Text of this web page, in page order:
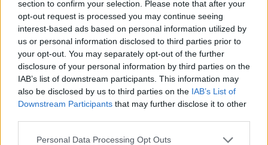
section to confirm your selection. Please note that after your
opt-out request is processed you may continue seeing
interest-based ads based on personal information utilized by
us or personal information disclosed to third parties prior to
your opt-out. You may separately opt-out of the further
disclosure of your personal information by third parties on the
IAB’s list of downstream participants. This information may
also be disclosed by us to third parties on the IAB’s List of
Downstream Participants that may further disclose it to other
Please note that this website/app uses one or more Google
Personal Data Processing Opt Outs
kilométereken át tekerjen egy bicikliúton. Más a
helyzet viszont akkor, ha útközben bölényeket lehet
látni, arborétumban sétálni, ökocentrumban halakat
nézni vagy éppen egy vár tövében megállni fagyizni.
A kerékpározás világnapja alkalmából aCsodás
Magyarország
összegyűjtött öt olyan hazai bringás
útvonalat, ahol maga az út csak a kaland egyik
része.
Eltűnt kamasz: a „világgá megyek”
tragédiába is torkollhat